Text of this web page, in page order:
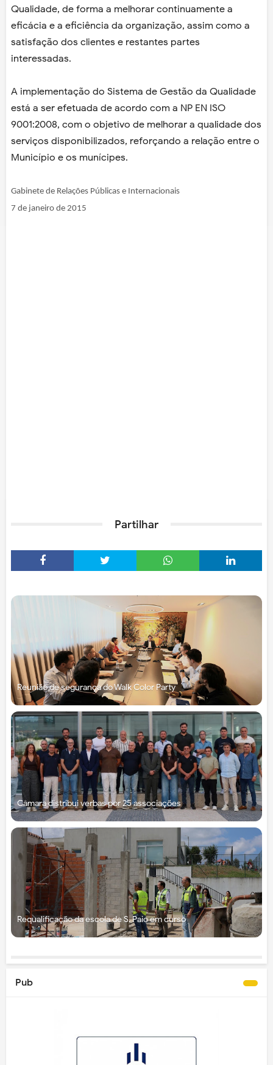
Qualidade, de forma a melhorar continuamente a
eficácia e a eficiência da organização, assim como a
satisfação dos clientes e restantes partes
interessadas.
A implementação do Sistema de Gestão da Qualidade
está a ser efetuada de acordo com a NP EN ISO
9001:2008, com o objetivo de melhorar a qualidade dos
serviços disponibilizados, reforçando a relação entre o
Município e os munícipes.
Gabinete de Relações Públicas e Internacionais
7 de janeiro de 2015
Partilhar
Reunião de segurança do Walk Color Party
Câmara distribui verbas por 25 associações
Requalificação da escola de S. Paio em curso
Pub